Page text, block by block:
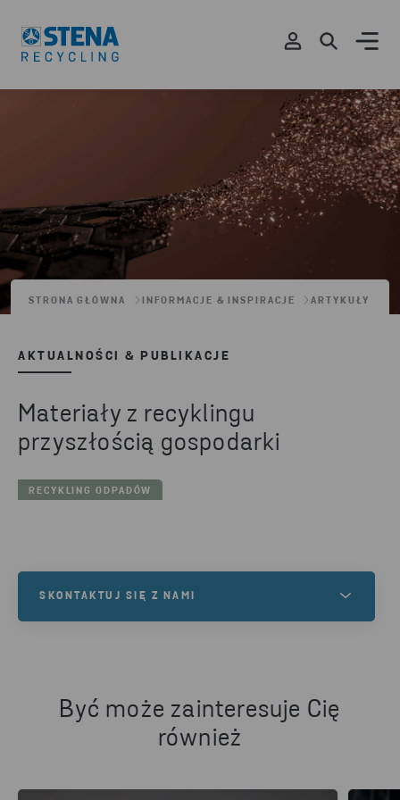
STRONA GŁÓWNA INFORMACJE & INSPIRACJE ARTYKUŁY
AKTUALNOŚCI & PUBLIKACJE
Materiały z recyklingu
przyszłością gospodarki
RECYKLING ODPADÓW
SKONTAKTUJ SIĘ Z NAMI
NAPISZ DO NAS
Być może zainteresuje Cię
również